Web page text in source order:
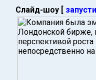
Слайд-шоу [